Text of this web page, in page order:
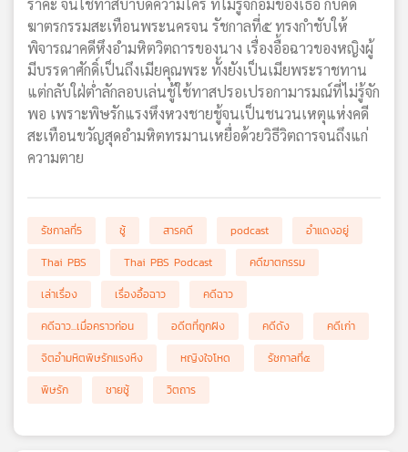
วิทยุ
เครือ
ข่าย
ฆาตรกรรมสะเทือนพระนครจน รัชกาลที่๕ ทรงกำชับให้
พิจารณาคดีหึงอำมหิตวิตถารของนาง เรื่องอื้อฉาวของหญิงผู้
มีบรรดาศักดิ์เป็นถึงเมียคุณพระ ทั้งยังเป็นเมียพระราชทาน
แต่กลับใฝ่ต่ำลักลอบเล่นชู้ใช้ทาสปรอเปรอกามารมณ์ที่ไม่รู้จัก
พอ เพราะพิษรักแรงหึงหวงชายชู้จนเป็นชนวนเหตุแห่งคดี
สะเทือนขวัญสุดอำมหิตทรมานเหยื่อด้วยวิธีวิตถารจนถึงแก่
ความตาย
รัชกาลที่5 ชู้ สารคดี podcast
อำแดงอยู่
Thai PBS
Thai PBS Podcast
คดีฆาตกรรม
เล่าเรื่อง
เรื่องอื้อฉาว
คดีฉาว
คดีฉาว...เมื่อคราวก่อน
อดีตที่ถูกฝัง คดีดัง
คดีเก่า
จิตอำมหิตพิษรักแรงหึง
หญิงใจโหด
รัชกาลที่๕
พิษรัก
ชายชู้ วิตถาร